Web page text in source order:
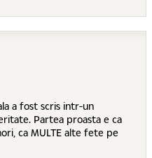
a fost scris intr-un
Partea proasta e ca
ca MULTE alte fete pe